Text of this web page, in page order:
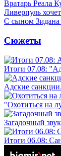
Вратарь Реала
Ливерпуль
С сыном Зидана
Сюжеты
Итоги 07.08:
Адские
"Охотиться на
Загадочный
Итоги 06.08: